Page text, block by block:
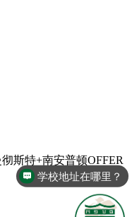
斯特+南安普顿OFFER
学校地址在哪里？